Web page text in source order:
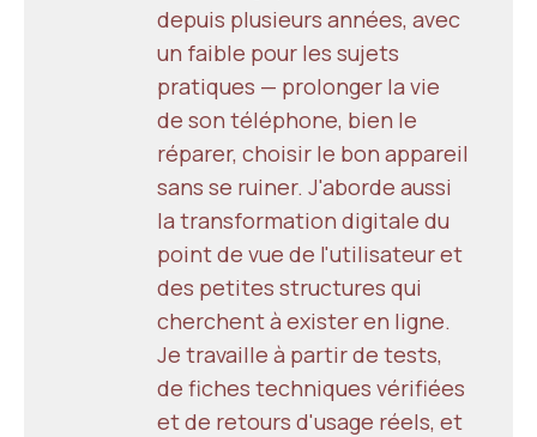
depuis plusieurs années, avec
un faible pour les sujets
pratiques — prolonger la vie
de son téléphone, bien le
réparer, choisir le bon appareil
sans se ruiner. J'aborde aussi
la transformation digitale du
point de vue de l'utilisateur et
des petites structures qui
cherchent à exister en ligne.
Je travaille à partir de tests,
de fiches techniques vérifiées
et de retours d'usage réels, et